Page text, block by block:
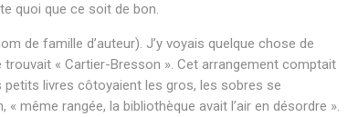
quoi que ce soit de bon.
de famille d’auteur). J’y voyais quelque chose de
« Cartier-Bresson ». Cet arrangement comptait
livres côtoyaient les gros, les sobres se
même rangée, la bibliothèque avait l’air en désordre ».